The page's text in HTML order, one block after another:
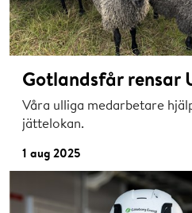
Gotlandsfår rensar
Våra ulliga medarbetare
jättelokan.
1 aug 2025